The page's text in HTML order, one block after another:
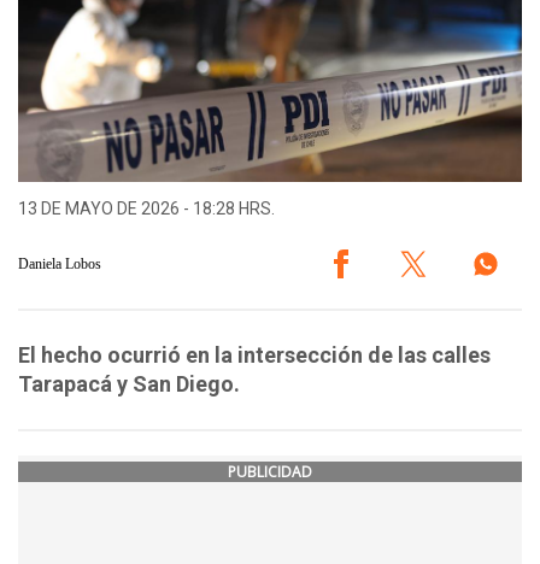
13 DE MAYO DE 2026 - 18:28 HRS.
Daniela Lobos
El hecho ocurrió en la intersección de las calles
Tarapacá y San Diego.
PUBLICIDAD